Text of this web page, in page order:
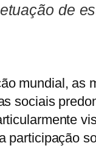
de
mundial, as
sociais
participação